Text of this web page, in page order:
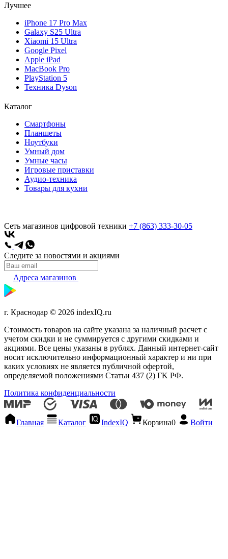
Лучшее
iPhone 17 Pro Max
Galaxy S25 Ultra
Xiaomi 15 Ultra
Google Pixel
Apple iPad
MacBook Pro
PlayStation 5
Техника Dyson
Каталог
Смартфоны
Планшеты
Ноутбуки
Умный дом
Умные часы
Игровые приставки
Аудио-техника
Товары для кухни
Сеть магазинов цифровой техники +7 (863) 333-30-05
Следите за новостями и акциями
Адреса магазинов
г. Краснодар © 2026 indexIQ.ru
Стоимость товаров на сайте указана за наличный расчет с
учетом скидки и не суммируется с другими скидками и
акциями. Все цены указаны в рублях. Данный интернет-сайт
носит исключительно информационный характер и ни при
каких условиях не является публичной офертой,
определяемой положениями Статьи 437 (2) ГK РФ.
Политика конфиденциальности
Главная Каталог IndexIQ Корзина0 Войти